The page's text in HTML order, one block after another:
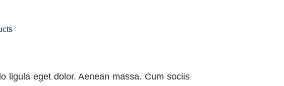
ligula eget dolor. Aenean massa. Cum sociis